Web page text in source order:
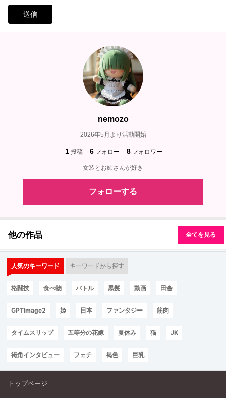
送信
nemozo
2026年5月より活動開始
1 投稿 6 フォロー 8 フォロワー
女装とお姉さんが好き
フォローする
他の作品 全てを見る
人気のキーワード キーワードから探す
格闘技 食べ物 バトル 黒髪 動画 田舎
GPTImage2 姫 日本 ファンタジー 筋肉
タイムスリップ 五等分の花嫁 夏休み 猫 JK
街角インタビュー フェチ 褐色 巨乳
トップページ